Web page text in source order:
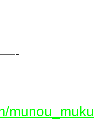
munou_muku